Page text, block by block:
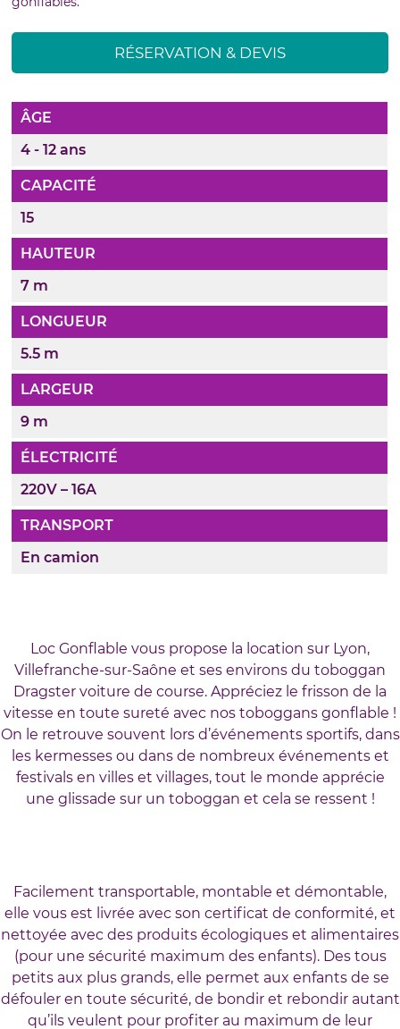
RÉSERVATION & DEVIS
ÂGE
4 - 12 ans
CAPACITÉ
15
HAUTEUR
7 m
LONGUEUR
5.5 m
LARGEUR
9 m
ÉLECTRICITÉ
220V – 16A
TRANSPORT
En camion
Loc Gonflable vous propose la location sur Lyon,
Villefranche-sur-Saône et ses environs du toboggan
Dragster voiture de course. Appréciez le frisson de la
vitesse en toute sureté avec nos toboggans gonflable !
On le retrouve souvent lors d’événements sportifs, dans
les kermesses ou dans de nombreux événements et
festivals en villes et villages, tout le monde apprécie
une glissade sur un toboggan et cela se ressent !
Facilement transportable, montable et démontable,
elle vous est livrée avec son certificat de conformité, et
nettoyée avec des produits écologiques et alimentaires
(pour une sécurité maximum des enfants). Des tous
petits aux plus grands, elle permet aux enfants de se
défouler en toute sécurité, de bondir et rebondir autant
qu’ils veulent pour profiter au maximum de leur